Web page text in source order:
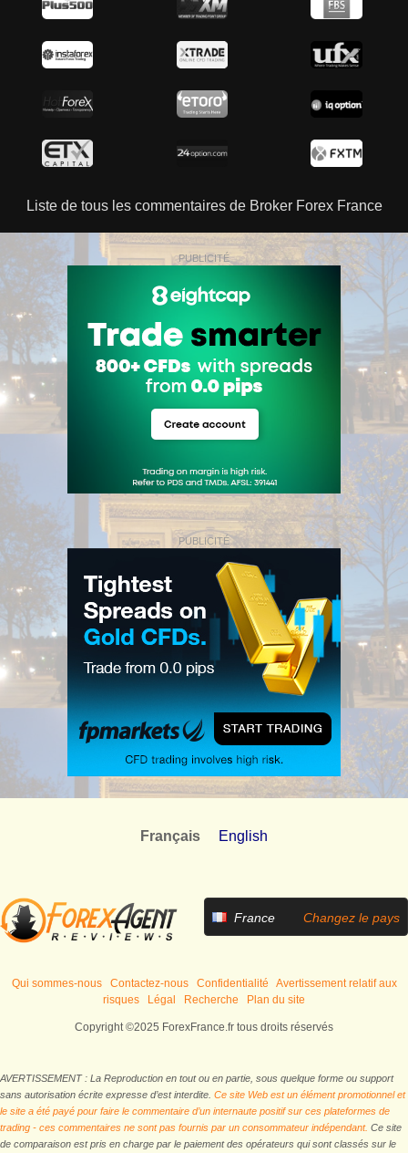
Liste de tous les commentaires de Broker Forex France
PUBLICITÉ
PUBLICITÉ
Français English
France Changez le pays
Qui sommes-nous Contactez-nous Confidentialité
Avertissement relatif aux
risques
Légal Recherche Plan du site
Copyright ©2025 ForexFrance.fr tous droits réservés
AVERTISSEMENT : La Reproduction en tout ou en partie, sous quelque forme ou support
sans autorisation écrite expresse d’est interdite. Ce site Web est un élément promotionnel et
le site a été payé pour faire le commentaire d’un internaute positif sur ces plateformes de
trading - ces commentaires ne sont pas fournis par un consommateur indépendant. Ce site
de comparaison est pris en charge par le paiement des opérateurs qui sont classés sur le